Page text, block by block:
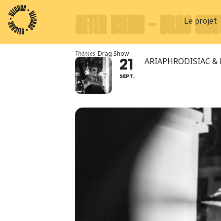
Le projet
AFTER BLEND - DRAG
Thèmes Drag Show
21
SEPT.
ARIAPHRODISIAC &